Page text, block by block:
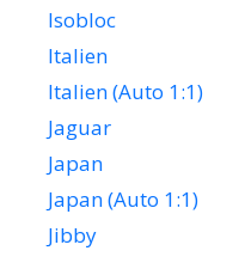
Isobloc
Italien
Italien (Auto 1:1)
Jaguar
Japan
Japan (Auto 1:1)
Jibby